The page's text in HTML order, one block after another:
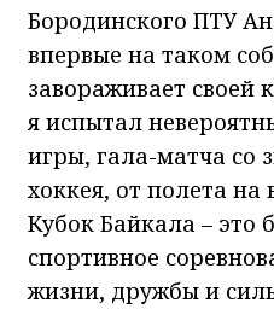
Бородинского ПТУ
впервые на таком
завораживает своей
я испытал
игры, гала-матча со
хоккея, от полета
Кубок Байкала – это
спортивное
жизни, дружбы и